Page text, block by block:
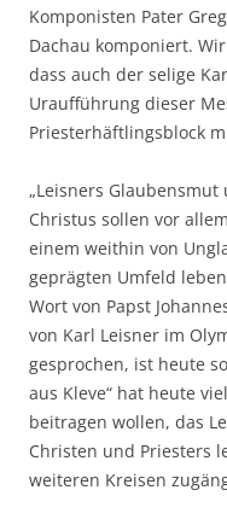
Komponisten Pater
Dachau komponiert.
dass auch der selige
Uraufführung dieser
Priesterhäftlingsblock
„Leisners
Christus sollen vor
einem weithin von
geprägten Umfeld
Wort von Papst
von Karl Leisner im
gesprochen, ist heute
aus Kleve“ hat heute
beitragen wollen, das
Christen und Priesters
weiteren Kreisen